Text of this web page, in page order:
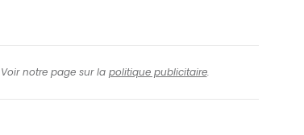
notre page sur la politique publicitaire.